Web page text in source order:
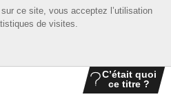
ce site, vous acceptez l’utilisation
de visites.
ce site, vous acceptez l’utilisation
de visites.
MENU
C’était quoi
ce titre ?